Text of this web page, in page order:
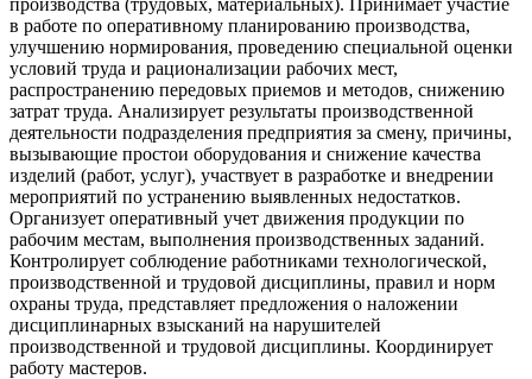
в работе по оперативному планированию производства,
улучшению нормирования, проведению специальной оценки
условий труда и рационализации рабочих мест,
распространению передовых приемов и методов, снижению
затрат труда. Анализирует результаты производственной
деятельности подразделения предприятия за смену, причины,
вызывающие простои оборудования и снижение качества
изделий (работ, услуг), участвует в разработке и внедрении
мероприятий по устранению выявленных недостатков.
Организует оперативный учет движения продукции по
рабочим местам, выполнения производственных заданий.
Контролирует соблюдение работниками технологической,
производственной и трудовой дисциплины, правил и норм
охраны труда, представляет предложения о наложении
дисциплинарных взысканий на нарушителей
производственной и трудовой дисциплины. Координирует
работу мастеров.